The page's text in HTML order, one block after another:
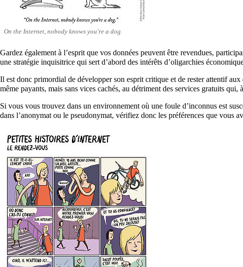
On the Internet, nobody knows you're a dog.
Gardez également à l’esprit que vos données peuvent être revendues,
une stratégie inquisitrice qui sert d’abord des intérêts d’oligarchies
Il est donc primordial de développer son esprit critique et de rester attentif
même payants, mais sans vices cachés, au détriment des services gratuits
Si vous vous trouvez dans un environnement où une foule d’inconnus est
dans l’anonymat ou le pseudonymat, vérifiez donc les préférences que vous